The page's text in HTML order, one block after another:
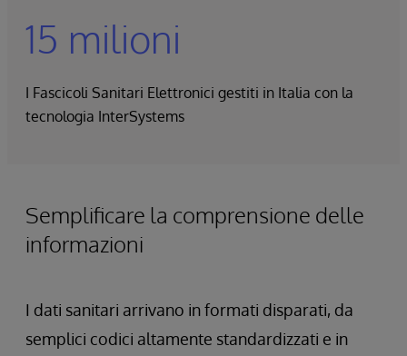
15 milioni
I Fascicoli Sanitari Elettronici gestiti in Italia con la
tecnologia InterSystems
Semplificare la comprensione delle
informazioni
I dati sanitari arrivano in formati disparati, da
semplici codici altamente standardizzati e in